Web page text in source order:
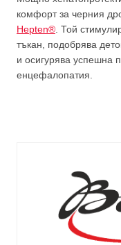
комфорт за черния
Hepten® . Той
тъкан, подобрява
и осигурява успешна
енцефалопатия.